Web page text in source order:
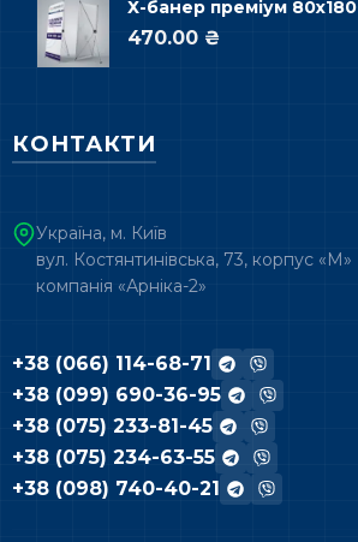
Х-банер преміум 80х180
470.00 ₴
КОНТАКТИ
Україна, м. Київ
вул. Костянтинівська, 73, корпус «М»
компанія «Арніка-2»
+38 (066) 114-68-71
+38 (099) 690-36-95
+38 (075) 233-81-45
+38 (075) 234-63-55
+38 (098) 740-40-21